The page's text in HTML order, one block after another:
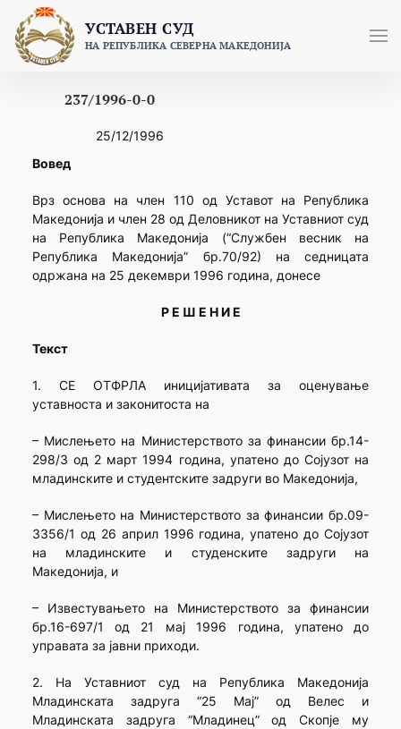
content
УСТАВЕН СУД
НА РЕПУБЛИКА СЕВЕРНА МАКЕДОНИЈА
237/1996-0-0
25/12/1996
Вовед
Врз основа на член 110 од Уставот на Република
Македонија и член 28 од Деловникот на Уставниот суд
на Република Македонија (“Службен весник на
Република Македонија” бр.70/92) на седницата
одржана на 25 декември 1996 година, донесе
Р Е Ш Е Н И Е
Текст
1. СЕ ОТФРЛА иницијативата за оценување
уставноста и законитоста на
– Мислењето на Министерството за финансии бр.14-
298/3 од 2 март 1994 година, упатено до Сојузот на
младинските и студентските задруги во Македонија,
– Мислењето на Министерството за финансии бр.09-
3356/1 од 26 април 1996 година, упатено до Сојузот
на младинските и студенските задруги на
Македонија, и
– Известувањето на Министерството за финансии
бр.16-697/1 од 21 мај 1996 година, упатено до
управата за јавни приходи.
2. На Уставниот суд на Република Македонија
Младинската задруга “25 Мај” од Велес и
Младинската задруга “Младинец” од Скопје му